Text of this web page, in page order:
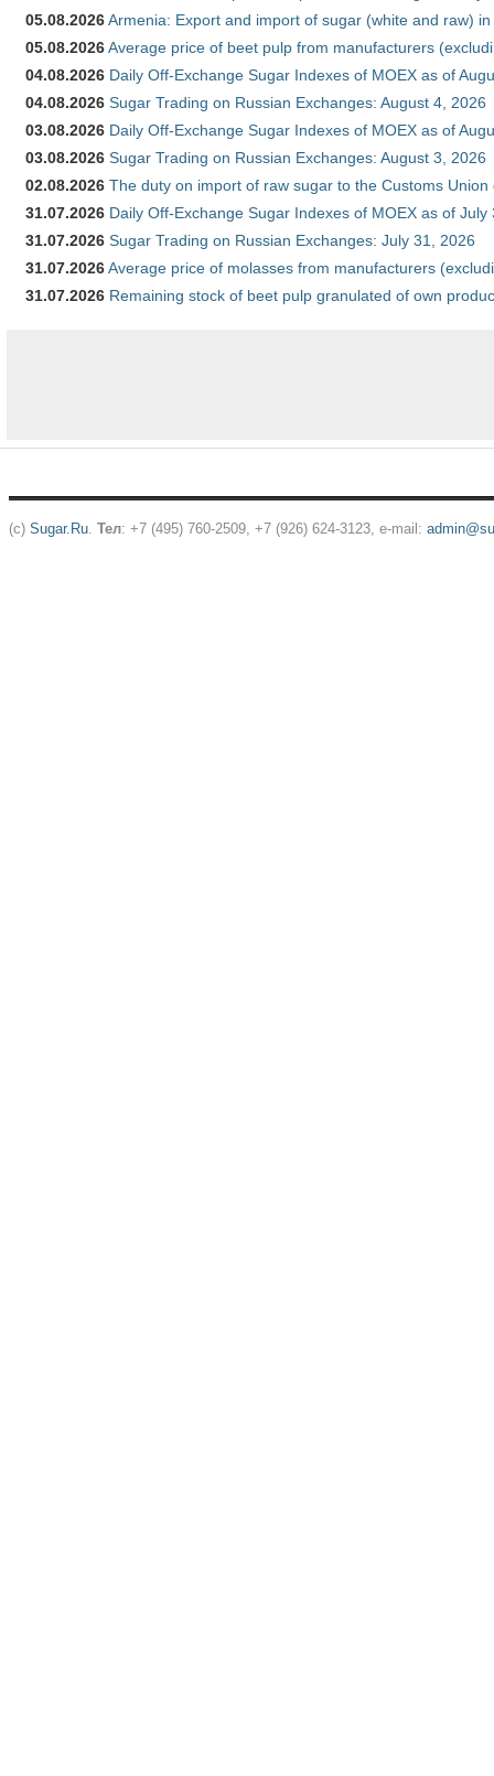
05.08.2026Armenia: Export and import of sugar (white and raw)
05.08.2026Average price of beet pulp from manufacturers
04.08.2026 Daily Off-Exchange Sugar Indexes of MOEX as of
04.08.2026 Sugar Trading on Russian Exchanges: August 4, 2026
03.08.2026 Daily Off-Exchange Sugar Indexes of MOEX as of
03.08.2026 Sugar Trading on Russian Exchanges: August 3, 2026
02.08.2026 The duty on import of raw sugar to the Customs
31.07.2026 Daily Off-Exchange Sugar Indexes of MOEX as of July
31.07.2026 Sugar Trading on Russian Exchanges: July 31, 2026
31.07.2026Average price of molasses from manufacturers
31.07.2026 Remaining stock of beet pulp granulated of own
(c) Sugar.Ru. Тел: +7 (495) 760-2509, +7 (926) 624-3123, e-mail: